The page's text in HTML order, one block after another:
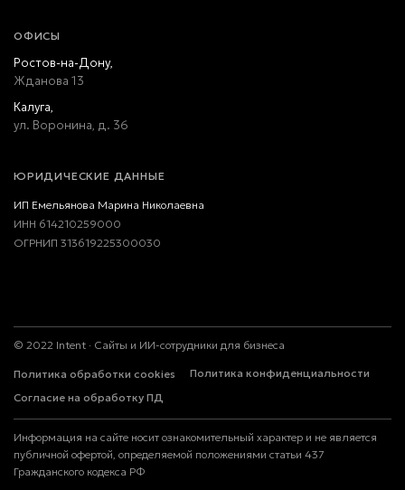
ОФИСЫ
Ростов-на-Дону,
Жданова 13
Калуга,
ул. Воронина, д. 36
ЮРИДИЧЕСКИЕ ДАННЫЕ
ИП Емельянова Марина Николаевна
ИНН 614210259000
ОГРНИП 313619225300030
© 2022 Intent · Сайты и ИИ-сотрудники для бизнеса
Политика обработки cookies
Политика конфиденциальности
Согласие на обработку ПД
Информация на сайте носит ознакомительный характер и не является
публичной офертой, определяемой положениями статьи 437
Гражданского кодекса РФ